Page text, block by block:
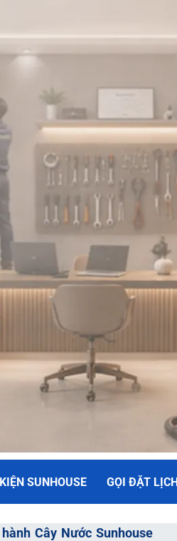
SUNHOUSE GỌI ĐẶT LỊCH
Cây Nước Sunhouse